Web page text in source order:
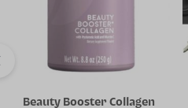
Beauty Booster Collagen